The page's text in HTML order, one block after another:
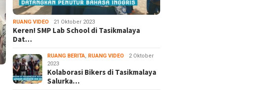
RUANG VIDEO 21 Oktober 2023
Keren! SMP Lab School di Tasikmalaya
Dat…
RUANG BERITA, RUANG VIDEO
2 Oktober
2023
Kolaborasi Bikers di Tasikmalaya
Salurka…